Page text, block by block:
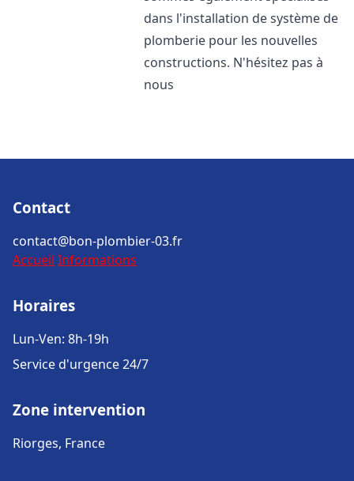
dans l'installation de système de
plomberie pour les nouvelles
constructions. N'hésitez pas à
nous
Contact
contact@bon-plombier-03.fr
Accueil Informations
Horaires
Lun-Ven: 8h-19h
Service d'urgence 24/7
Zone intervention
Riorges, France